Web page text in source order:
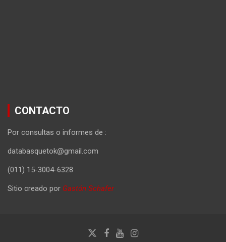
CONTACTO
Por consultas o informes de :
databasquetok@gmail.com
(011) 15-3004-6328
Sitio creado por Gastón Schafer